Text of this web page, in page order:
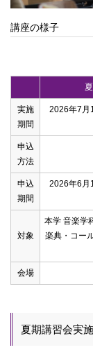
講座の様子
実施
期間
2026年7月
申込
方法
申込
期間
2026年6月
対象
本学 音楽学
楽典・コー
会場
夏期講習会実